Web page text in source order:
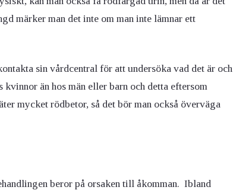
märker man det inte om man inte lämnar ett
sin vårdcentral för att undersöka vad det är och
än hos män eller barn och detta eftersom
mycket rödbetor, så det bör man också överväga
beror på orsaken till åkomman. Ibland